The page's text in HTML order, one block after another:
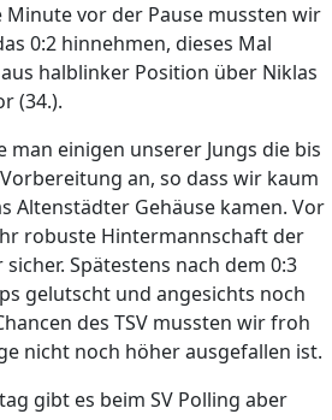
Minute vor der Pause mussten wir
0:2 hinnehmen, dieses Mal
halblinker Position über Niklas
(34.).
man einigen unserer Jungs die bis
an, so dass wir kaum
Altenstädter Gehäuse kamen. Vor
robuste Hintermannschaft der
Spätestens nach dem 0:3
gelutscht und angesichts noch
des TSV mussten wir froh
nicht noch höher ausgefallen ist.
gibt es beim SV Polling aber